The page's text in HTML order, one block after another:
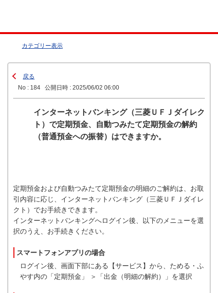
カテゴリー表示
戻る
No : 184
公開日時 : 2025/06/02 06:00
インターネットバンキング（三菱ＵＦＪダイレク
ト）で定期預金、自動つみたて定期預金の解約
（普通預金への振替）はできますか。
定期預金および自動つみたて定期預金の明細のご解約は、お取
引内容に応じ、インターネットバンキング（三菱ＵＦＪダイレ
クト）でお手続きできます。
インターネットバンキングへログイン後、以下のメニューを選
択のうえ、お手続きください。
スマートフォンアプリの場合
ログイン後、画面下部にある【サービス】から、ためる・ふ
やす内の「定期預金」 ＞「出金（明細の解約）」を選択